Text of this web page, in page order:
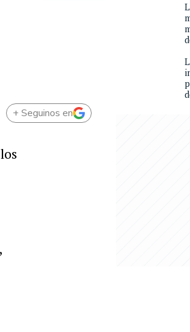
+ Seguinos en